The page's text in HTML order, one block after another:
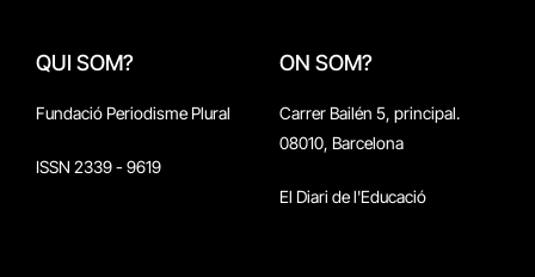
QUI SOM?
Fundació Periodisme Plural
ISSN 2339 - 9619
ON SOM?
Carrer Bailén 5, principal.
08010, Barcelona
El Diari de l'Educació